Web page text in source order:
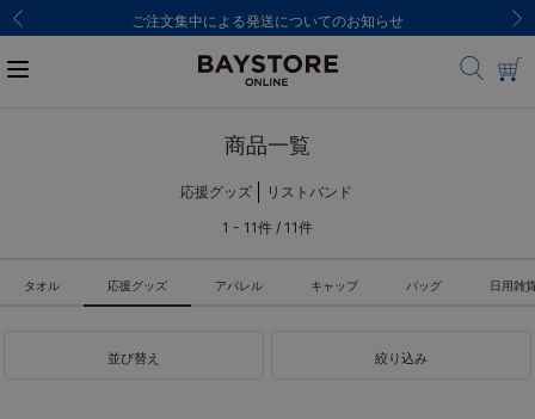
ご注文集中による発送についてのお知らせ
商品一覧
応援グッズ
リストバンド
1 - 11件 / 11件
タオル 応援グッズ アパレル キャップ バッグ 日用雑
並び替え 絞り込み